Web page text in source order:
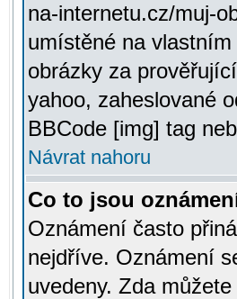
na-internetu.cz/muj-
umístěné na
obrázky za
yahoo, zaheslované
BBCode [img] tag
Návrat nahoru
Co to jsou
Oznámení často
nejdříve. Oznámení
uvedeny. Zda